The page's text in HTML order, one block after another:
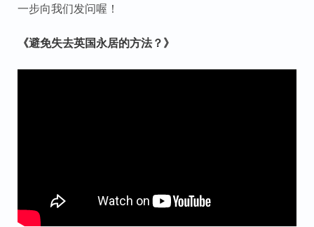
一步向我们发问喔！
《避免失去英国永居的方法？》